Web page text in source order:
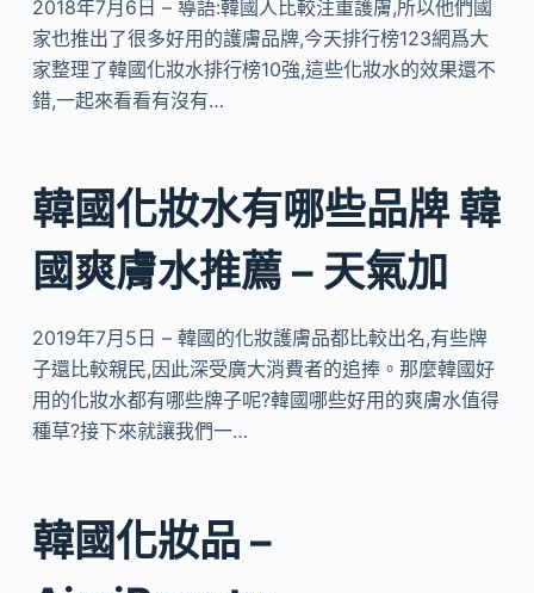
2018年7月6日 – 導語:韓國人比較注重護膚,所以他們國
家也推出了很多好用的護膚品牌,今天排行榜123網爲大
家整理了韓國化妝水排行榜10強,這些化妝水的效果還不
錯,一起來看看有沒有…
韓國化妝水有哪些品牌 韓
國爽膚水推薦 – 天氣加
2019年7月5日 – 韓國的化妝護膚品都比較出名,有些牌
子還比較親民,因此深受廣大消費者的追捧。那麼韓國好
用的化妝水都有哪些牌子呢?韓國哪些好用的爽膚水值得
種草?接下來就讓我們一…
韓國化妝品 –